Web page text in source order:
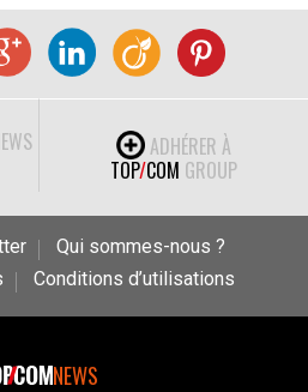
ADHÉRER À
TOP/COM GROUP
Qui sommes-nous ?
Conditions d’utilisations
NEWS